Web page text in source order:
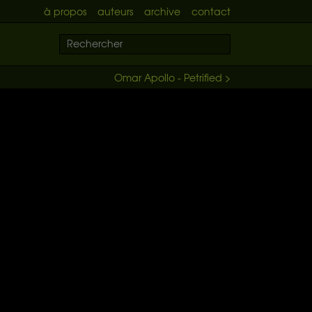
à propos auteurs archive contact
Omar Apollo - Petrified >